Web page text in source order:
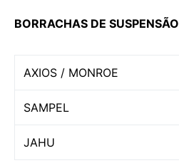
BORRACHAS DE SUSPENSÃO
AXIOS / MONROE
SAMPEL
JAHU